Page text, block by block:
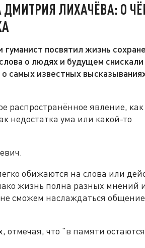
ЛИХАЧЁВА: О
посвятил жизнь
о людях и будущем
самых известных
распространённое явление, как
недостатка ума или какой-то
обижаются на слова или
жизнь полна разных мнений
сможем наслаждаться
отмечая, что "в памяти